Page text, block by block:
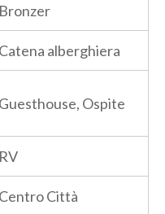
Bronzer
Catena alberghiera
Guesthouse, Ospite
RV
Centro Città